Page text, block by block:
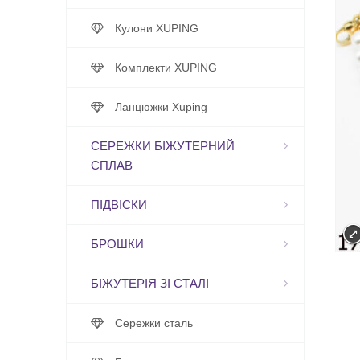
Кулони XUPING
Комплекти XUPING
Ланцюжки Xuping
СЕРЕЖКИ БІЖУТЕРНИЙ
СПЛАВ
ПІДВІСКИ
БРОШКИ
БІЖУТЕРІЯ ЗІ СТАЛІ
Сережки сталь